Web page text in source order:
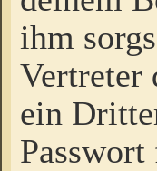
ihm
Vertreter
ein